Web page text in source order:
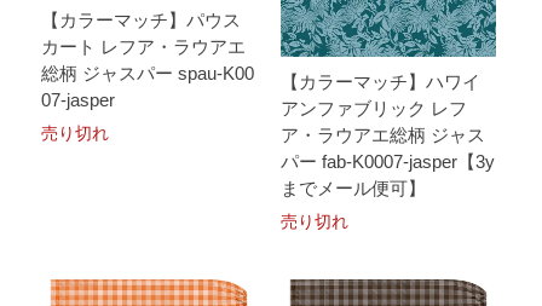
【カラーマッチ】パウス
カート レフア・ラウアエ
総柄 ジャスパー spau-K00
07-jasper
売り切れ
【カラーマッチ】ハワイ
アンファブリック レフ
ア・ラウアエ総柄 ジャス
パー fab-K0007-jasper【3y
までメール便可】
売り切れ